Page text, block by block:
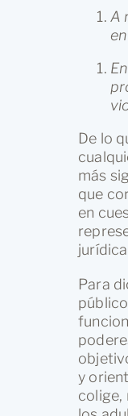
A
De lo
más
que
en
Para
y
colige,